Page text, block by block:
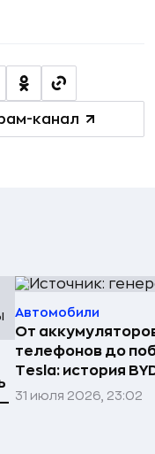
канал
Автомобили
От
телефонов до
Tesla: история
31 июля 2026, 23:02